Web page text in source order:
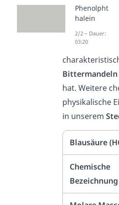
HCN+
Eine weitere
Verbindung
Bittermandeln
hat. Weitere
physikalische
in unserem
Blausäure
Chemische
Bezeichnung
Phenolpht
halein
2/2 – Dauer:
03:20